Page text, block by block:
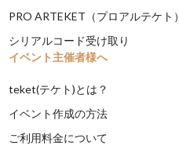
PRO ARTEKET（プロアルテケト）
シリアルコード受け取り
イベント主催者様へ
teket(テケト)とは？
イベント作成の方法
ご利用料金について